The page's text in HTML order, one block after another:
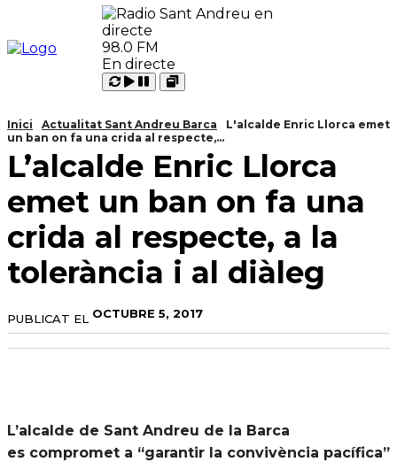
98.0 FM
En directe
Carregant
Reproduir
Pausar
Open
Inici Actualitat Sant Andreu Barca
L'alcalde Enric Llorca emet
un ban on fa una crida al respecte,...
L’alcalde Enric Llorca
emet un ban on fa una
crida al respecte, a la
tolerància i al diàleg
PUBLICAT EL OCTUBRE 5, 2017
L’alcalde de Sant Andreu de la Barca
es compromet a “garantir la convivència pacífica”